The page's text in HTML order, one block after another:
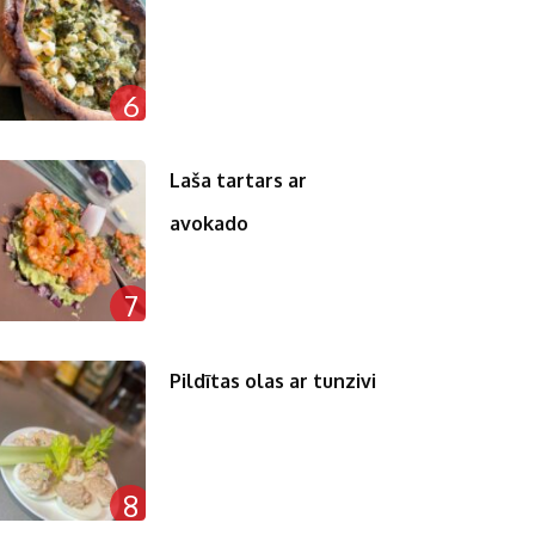
6
7
Laša tartars ar
avokado
8
Pildītas olas ar tunzivi